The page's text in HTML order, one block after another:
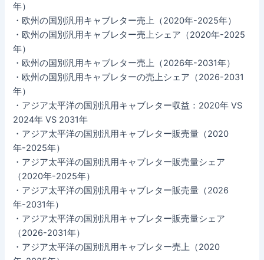
年）
・欧州の国別汎用キャブレター売上（2020年-2025年）
・欧州の国別汎用キャブレター売上シェア（2020年-2025
年）
・欧州の国別汎用キャブレター売上（2026年-2031年）
・欧州の国別汎用キャブレターの売上シェア（2026-2031
年）
・アジア太平洋の国別汎用キャブレター収益：2020年 VS
2024年 VS 2031年
・アジア太平洋の国別汎用キャブレター販売量（2020
年-2025年）
・アジア太平洋の国別汎用キャブレター販売量シェア
（2020年-2025年）
・アジア太平洋の国別汎用キャブレター販売量（2026
年-2031年）
・アジア太平洋の国別汎用キャブレター販売量シェア
（2026-2031年）
・アジア太平洋の国別汎用キャブレター売上（2020